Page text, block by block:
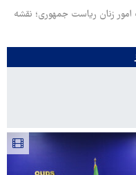
زنان ریاست جمهوری؛ نقشه